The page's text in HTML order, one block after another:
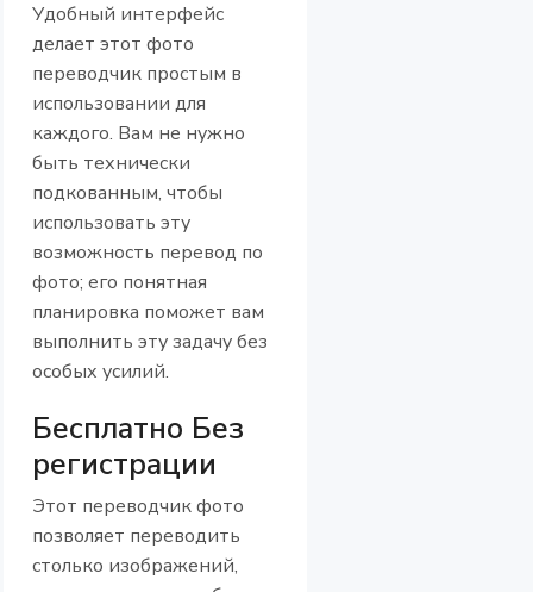
Удобный интерфейс
делает этот фото
переводчик простым в
использовании для
каждого. Вам не нужно
быть технически
подкованным, чтобы
использовать эту
возможность перевод по
фото; его понятная
планировка поможет вам
выполнить эту задачу без
особых усилий.
Бесплатно Без
регистрации
Этот переводчик фото
позволяет переводить
столько изображений,